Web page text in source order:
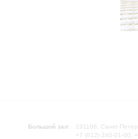
Большой зал:
191186, Санкт-
+7 (812) 240-01-00,